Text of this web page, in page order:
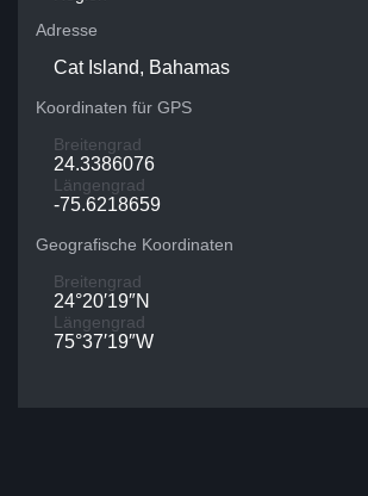
Adresse
Cat Island, Bahamas
Koordinaten für GPS
Breitengrad
24.3386076
Längengrad
-75.6218659
Geografische Koordinaten
Breitengrad
24°20′19″N
Längengrad
75°37′19″W